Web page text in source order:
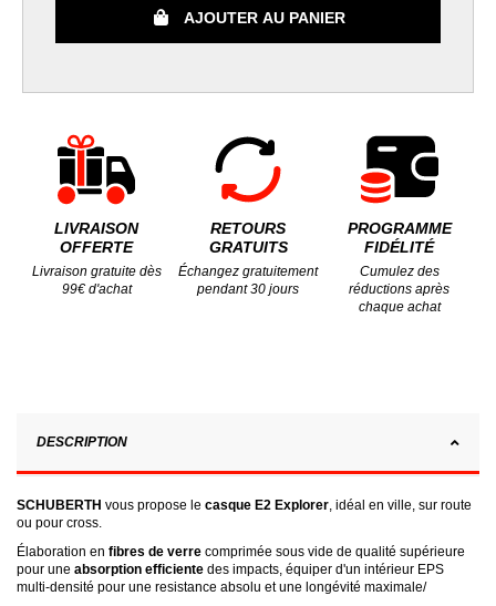
AJOUTER AU PANIER
LIVRAISON
OFFERTE
Livraison gratuite dès
99€ d'achat
RETOURS
GRATUITS
Échangez gratuitement
pendant 30 jours
PROGRAMME
FIDÉLITÉ
Cumulez des
réductions après
chaque achat
DESCRIPTION
SCHUBERTH vous propose le casque E2 Explorer, idéal en ville, sur route
ou pour cross.
Élaboration en fibres de verre comprimée sous vide de qualité supérieure
pour une absorption efficiente des impacts, équiper d'un intérieur EPS
multi-densité pour une resistance absolu et une longévité maximale/